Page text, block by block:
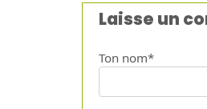
Laisse un
Ton nom*